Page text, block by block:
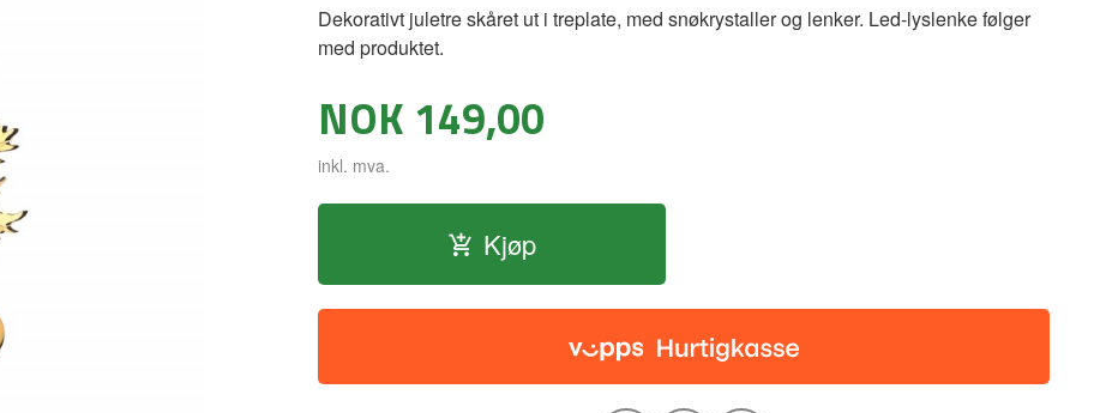
Dekorativt juletre skåret ut i treplate, med snøkrystaller og lenker. Led-lyslenke følger
med produktet.
Pris
NOK 149,00
inkl. mva.
Kjøp